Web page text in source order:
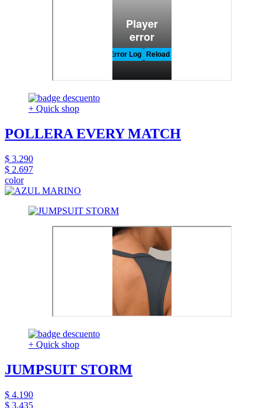
+ Quick shop
POLLERA EVERY MATCH
$ 3.290
$ 2.697
color
+ Quick shop
JUMPSUIT STORM
$ 4.190
$ 3.435